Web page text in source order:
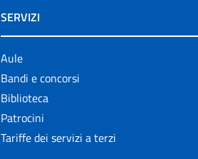
SERVIZI
Aule
Bandi e concorsi
Biblioteca
Patrocini
Tariffe dei servizi a terzi